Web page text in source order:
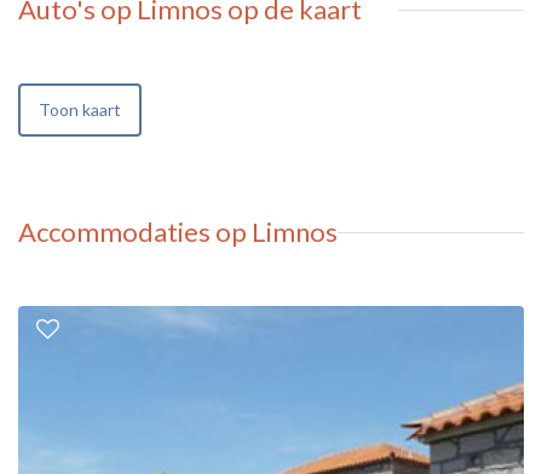
Auto's op Limnos op de kaart
Toon kaart
Accommodaties op Limnos